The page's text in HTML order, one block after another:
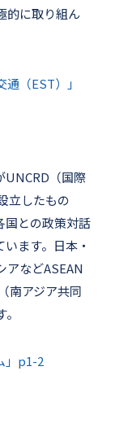
的に取り組ん
（EST）」
UNCRD（国際
立したもの
国との政策対話
ます。日本・
アなどASEAN
南アジア共同
」p1-2